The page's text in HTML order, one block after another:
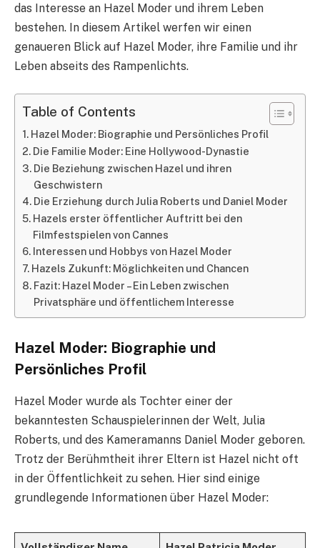
das Interesse an Hazel Moder und ihrem Leben
bestehen. In diesem Artikel werfen wir einen
genaueren Blick auf Hazel Moder, ihre Familie und ihr
Leben abseits des Rampenlichts.
Table of Contents
Hazel Moder: Biographie und Persönliches Profil
Die Familie Moder: Eine Hollywood-Dynastie
Die Beziehung zwischen Hazel und ihren
Geschwistern
Die Erziehung durch Julia Roberts und Daniel Moder
Hazels erster öffentlicher Auftritt bei den
Filmfestspielen von Cannes
Interessen und Hobbys von Hazel Moder
Hazels Zukunft: Möglichkeiten und Chancen
Fazit: Hazel Moder – Ein Leben zwischen
Privatsphäre und öffentlichem Interesse
Hazel Moder: Biographie und
Persönliches Profil
Hazel Moder wurde als Tochter einer der
bekanntesten Schauspielerinnen der Welt, Julia
Roberts, und des Kameramanns Daniel Moder geboren.
Trotz der Berühmtheit ihrer Eltern ist Hazel nicht oft
in der Öffentlichkeit zu sehen. Hier sind einige
grundlegende Informationen über Hazel Moder: